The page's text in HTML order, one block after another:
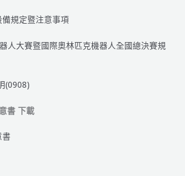
規定暨注意事項
人大賽暨國際奧林匹克機器人全國總決賽規
(0908)
書 下載